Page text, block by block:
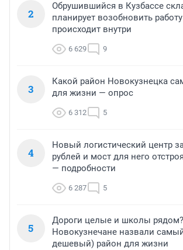
2
Обрушившийся в Кузбассе
планирует возобновить
происходит внутри
6 629 9
3
Какой район Новокузнецка
для жизни — опрос
6 312 5
4
Новый логистический центр
рублей и мост для него
— подробности
6 287 5
5
Дороги целые и школы рядом?
Новокузнечане назвали
дешевый) район для жизни